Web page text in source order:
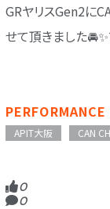
GRヤリスGen2に
せて頂きました
APIT大阪 CAN
0
0